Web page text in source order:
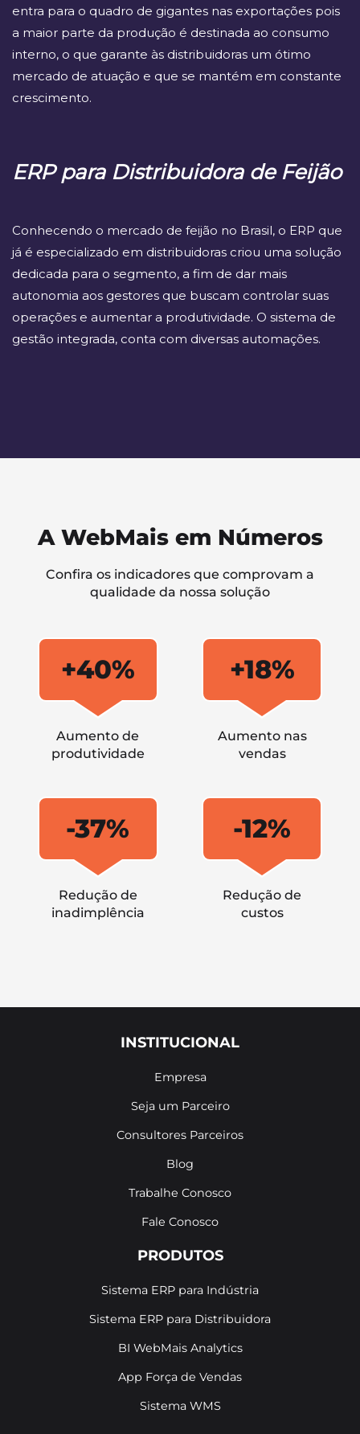
entra para o quadro de gigantes nas exportações pois
a maior parte da produção é destinada ao consumo
interno, o que garante às distribuidoras um ótimo
mercado de atuação e que se mantém em constante
crescimento.
ERP para Distribuidora de Feijão
Conhecendo o mercado de feijão no Brasil, o ERP que
já é especializado em distribuidoras criou uma solução
dedicada para o segmento, a fim de dar mais
autonomia aos gestores que buscam controlar suas
operações e aumentar a produtividade. O sistema de
gestão integrada, conta com diversas automações.
A WebMais em Números
Confira os indicadores que comprovam a
qualidade da nossa solução
+40%
Aumento de
produtividade
+18%
Aumento nas
vendas
-37%
Redução de
inadimplência
-12%
Redução de
custos
INSTITUCIONAL
Empresa
Seja um Parceiro
Consultores Parceiros
Blog
Trabalhe Conosco
Fale Conosco
PRODUTOS
Sistema ERP para Indústria
Sistema ERP para Distribuidora
BI WebMais Analytics
App Força de Vendas
Sistema WMS